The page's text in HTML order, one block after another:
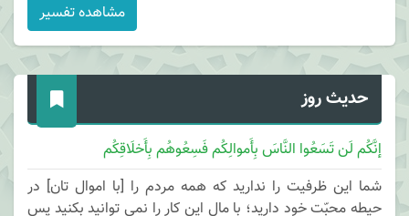
مشاهده تفسیر
حدیث روز
إنَّکُم لَن تَسَعُوا النَّاسَ بِأَموالِکُم فَسِعُوهُم بِأَخلَاقِکُم
شما این ظرفیت را ندارید که همه مردم را [با اموال تان] در
حیطه محبّت خود دارید؛ با مال این کار را نمی توانید بکنید پس